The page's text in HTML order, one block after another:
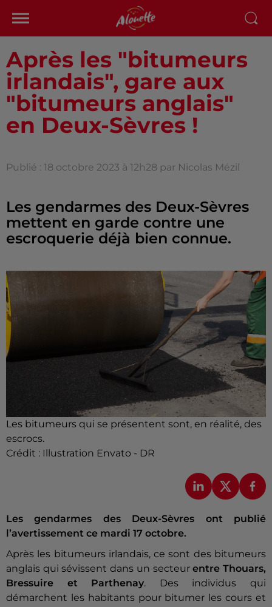
Après les "bitumeurs
irlandais", gare aux
"bitumeurs anglais"
en Deux-Sèvres !
Publié : 18 octobre 2023 à 12h28 par Nicolas Mézil
Les gendarmes des Deux-Sèvres
mettent en garde contre une
escroquerie déjà bien connue.
Les bitumeurs qui se présentent sont, en réalité, des
escrocs.
Crédit : Illustration Envato - DR
Les gendarmes des Deux-Sèvres ont publié
l’avertissement ce mardi 17 octobre.
Après les bitumeurs irlandais, ce sont des bitumeurs
anglais qui sévissent dans un secteurentre Thouars,
Bressuire et Parthenay. Des individus qui
démarchent les habitants pour bitumer les cours et